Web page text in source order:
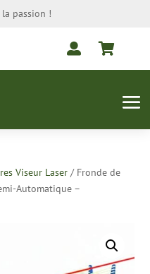
passion !
 
Viseur Laser / Fronde de
Automatique –